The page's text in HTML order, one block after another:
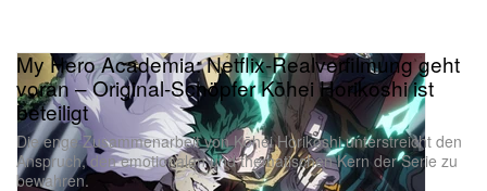
My Hero Academia: Netflix-Realverfilmung geht
voran – Original-Schöpfer Kōhei Horikoshi ist
beteiligt
Die enge Zusammenarbeit von Kōhei Horikoshi unterstreicht den
Anspruch, den emotionalen und thematischen Kern der Serie zu
bewahren.